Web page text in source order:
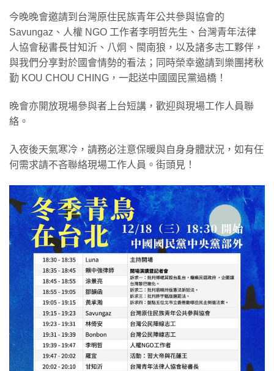
今晚晚會邀請到台灣原住民族青年公共參與協會的
Savungaz、人權 NGO 工作者李明哲先生、台灣青年法律
人協會秘書長甘知沂、八炯、閩南狼，以及諸多志工夥伴，
與我們分享對於國會情勢的看法；同時榮幸邀請到樂團拷秋
勤 KOU CHOU CHING，一起送中國國民黨過橋！
晚會亦開放現場參與者上台短講，歡迎與現場工作人員聯
絡。
入夜後天氣寒冷，請務必注意保暖與自身身體狀況，如有任
何需求請不吝聯絡現場工作人員。街頭見！